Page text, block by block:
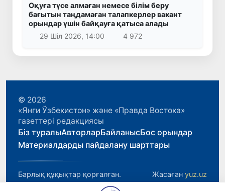
Оқуға түсе алмаған немесе білім беру
бағытын таңдамаған талапкерлер вакант
орындар үшін байқауға қатыса алады
29 Шіл 2026, 14:00
4 972
© 2026
«Янги Ўзбекистон» және «Правда Востока»
газеттері редакциясы
Біз туралыАвторларБайланысБос орындар
Материалдарды пайдалану шарттары
Барлық құқықтар қорғалған. Жасаған yuz.uz